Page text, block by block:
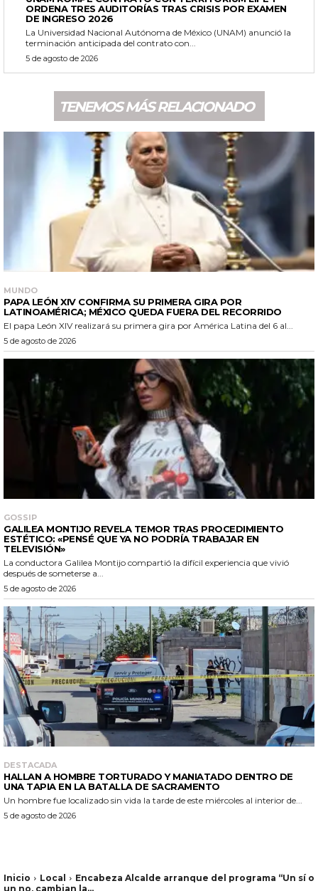
ORDENA TRES AUDITORÍAS TRAS CRISIS POR EXAMEN
DE INGRESO 2026
La Universidad Nacional Autónoma de México (UNAM) anunció la
terminación anticipada del contrato con...
5 de agosto de 2026
TENEMOS MÁS RELACIONADO
MUNDO
PAPA LEÓN XIV CONFIRMA SU PRIMERA GIRA POR
LATINOAMÉRICA; MÉXICO QUEDA FUERA DEL RECORRIDO
El papa León XIV realizará su primera gira por América Latina del 6 al...
5 de agosto de 2026
GOSSIP
GALILEA MONTIJO REVELA TEMOR TRAS PROCEDIMIENTO
ESTÉTICO: «PENSÉ QUE YA NO PODRÍA TRABAJAR EN
TELEVISIÓN»
La conductora Galilea Montijo compartió la difícil experiencia que vivió
después de someterse a...
5 de agosto de 2026
DESTACADA
HALLAN A HOMBRE TORTURADO Y MANIATADO DENTRO DE
UNA TAPIA EN LA BATALLA DE SACRAMENTO
Un hombre fue localizado sin vida la tarde de este miércoles al interior de...
5 de agosto de 2026